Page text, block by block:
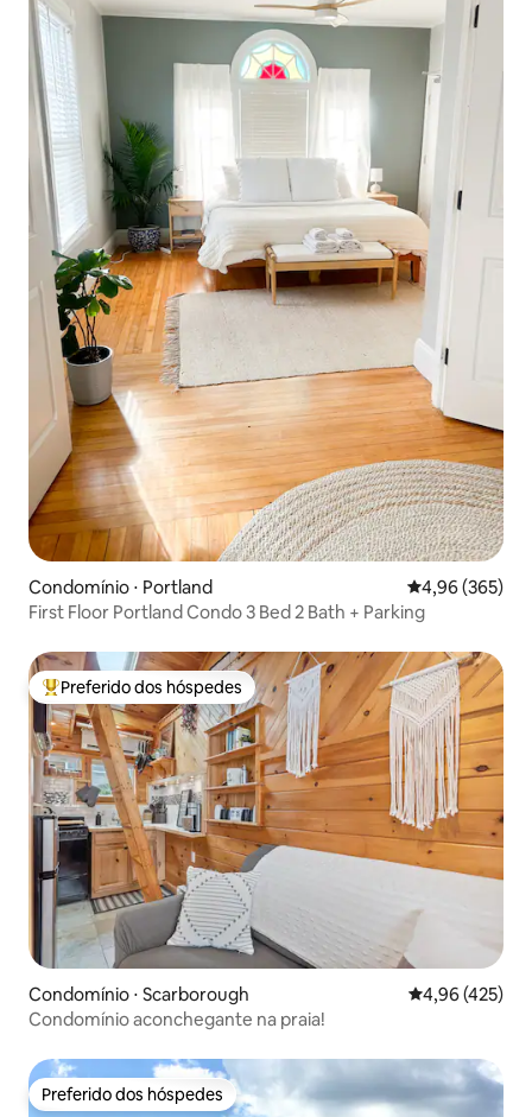
Condomínio ⋅ Portland 4,96 de uma
4,96 (365)
First Floor Portland Condo 3 Bed 2 Bath + Parking
Entre os melhores preferidos dos hóspedes
Preferido dos hóspedes
Condomínio ⋅ Scarborough 4,96 de uma
4,96 (425)
Condomínio aconchegante na praia!
Preferido dos hóspedes
Preferido dos hóspedes